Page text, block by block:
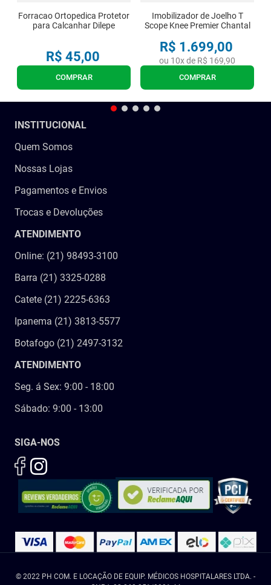
Forracao Ortopedica Protetor
para Calcanhar Dilepe
R$ 45,00
COMPRAR
Imobilizador de Joelho T
Scope Knee Premier Chantal
R$ 1 .699,00
ou 10x de R$ 169,90
COMPRAR
INSTITUCIONAL
Quem Somos
Nossas Lojas
Pagamentos e Envios
Trocas e Devoluções
ATENDIMENTO
Online: (21) 98493-3100
Barra (21) 3325-0288
Catete (21) 2225-6363
Ipanema (21) 3813-5577
Botafogo (21) 2497-3132
ATENDIMENTO
Seg. á Sex: 9:00 - 18:00
Sábado: 9:00 - 13:00
SIGA-NOS
© 2022 PH COM. E LOCAÇÃO DE EQUIP. MÉDICOS HOSPITALARES LTDA. -